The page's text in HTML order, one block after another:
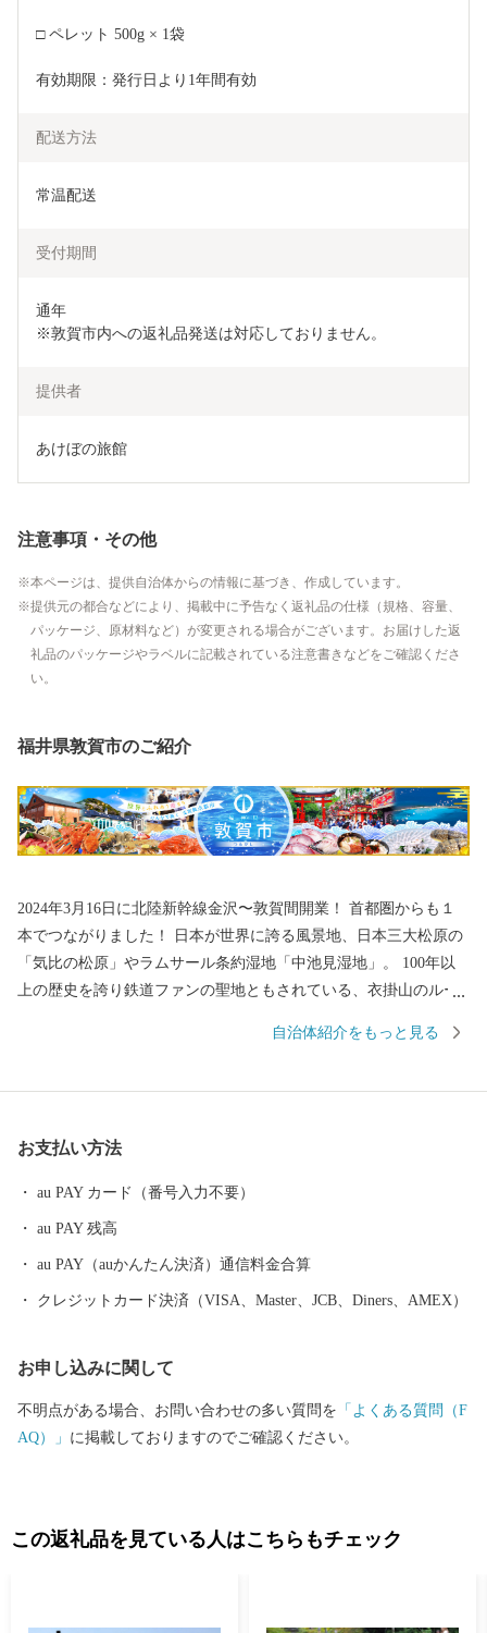
□ ペレット 500g × 1袋
有効期限：発行日より1年間有効
配送方法
常温配送
受付期間
通年
※敦賀市内への返礼品発送は対応しておりません。
提供者
あけぼの旅館
注意事項・その他
本ページは、提供自治体からの情報に基づき、作成しています。
提供元の都合などにより、掲載中に予告なく返礼品の仕様（規格、容量、
パッケージ、原材料など）が変更される場合がございます。お届けした返
礼品のパッケージやラベルに記載されている注意書きなどをご確認くださ
い。
福井県敦賀市のご紹介
2024年3月16日に北陸新幹線金沢〜敦賀間開業！ 首都圏からも１
本でつながりました！ 日本が世界に誇る風景地、日本三大松原の
「気比の松原」やラムサール条約湿地「中池見湿地」。 100年以
上の歴史を誇り鉄道ファンの聖地ともされている、衣掛山のルー
賀ふぐ」等豊富な海の幸。 日本最北限、甘さが自慢の「東浦みか
サイトできました。 詳しくは、下記ページをご覧ください。 http
るさと納税コールセンター TEL：050-3090-1336 Mail：f.tsuruga
@do-furusato.jp 受付時間 午前9時00分～午後5時45分 (土曜日・
日曜日・祝日及び12月30日～1月3日を除く) ■ワンストップ特例申
ストップ特例申請書類受付係 宛
自治体紹介をもっと見る
お支払い方法
au PAY カード（番号入力不要）
au PAY 残高
au PAY（auかんたん決済）通信料金合算
クレジットカード決済（VISA、Master、JCB、Diners、AMEX）
お申し込みに関して
不明点がある場合、お問い合わせの多い質問を 「よくある質問（F
AQ）」 に掲載しておりますのでご確認ください。
この返礼品を見ている人はこちらもチェック